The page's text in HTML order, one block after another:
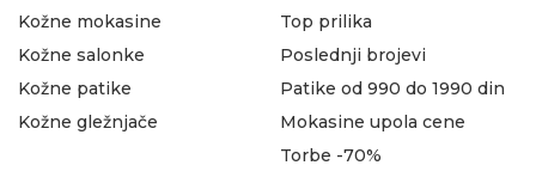
Kožne mokasine
Kožne salonke
Kožne patike
Kožne gležnjače
Top prilika
Poslednji brojevi
Patike od 990 do 1990 din
Mokasine upola cene
Torbe -70%